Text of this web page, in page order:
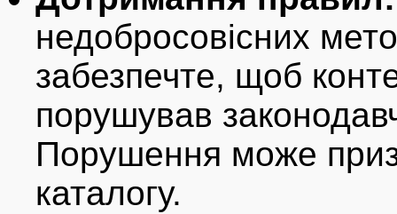
недобросовісних
забезпечте, щоб
порушував
Порушення може
каталогу.